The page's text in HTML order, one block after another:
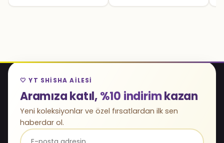
🤍 YT SHISHA AILESI
Aramıza katıl,%10 indirimkazan
Yeni koleksiyonlar ve özel fırsatlardan ilk sen
haberdar ol.